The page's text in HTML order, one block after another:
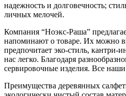
надежность и долговечность;
личных мелочей.
Компания “Ноэкс-Раша”
напоминают о товаре. Их можно
предпочитает эко-стиль, кантри-
нас легко. Благодаря
сервировочные изделия. Все
Преимущества деревянных